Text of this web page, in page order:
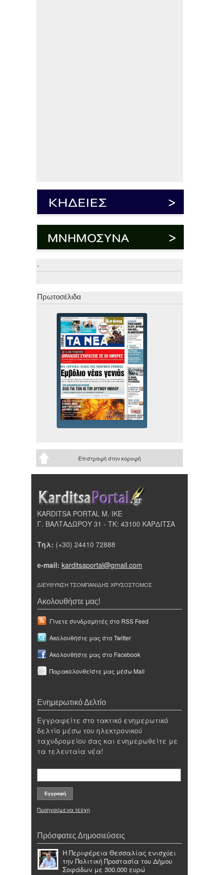
.
.
Πρωτοσέλιδα
Επιστροφή στην κορυφή
KARDITSA PORTAL Μ. ΙΚΕ
Γ. ΒΑΛΤΑΔΩΡΟΥ 31 - ΤΚ: 43100 ΚΑΡΔΙΤΣΑ
Τηλ: (+30) 24410 72888
e-mail: karditsaportal@gmail.com
ΔΙΕΥΘΥΝΣΗ ΤΣΟΜΠΑΝΙΔΗΣ ΧΡΥΣΟΣΤΟΜΟΣ
Ακολουθήστε μας!
Γίνετε συνδρομητές στο RSS Feed
Ακολουθήστε μας στο Twitter
Ακολουθήστε μας στο Facebook
Παρακολουθείστε μας μέσω Mail
Ενημερωτικό Δελτίο
Εγγραφείτε στο τακτικό ενημερωτικό
δελτίο μέσω του ηλεκτρονικού
ταχυδρομείου σας και ενημερωθείτε με
τα τελευταία νέα!
Προηγούμενα τεύχη
Πρόσφατες Δημοσιεύσεις
Η Περιφέρεια Θεσσαλίας ενισχύει
την Πολιτική Προστασία του Δήμου
Σοφάδων με 300.000 ευρώ